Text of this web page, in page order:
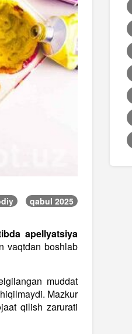
qabul 2025
apellyatsiya
vaqtdan boshlab
muddat
Mazkur
qilish zarurati